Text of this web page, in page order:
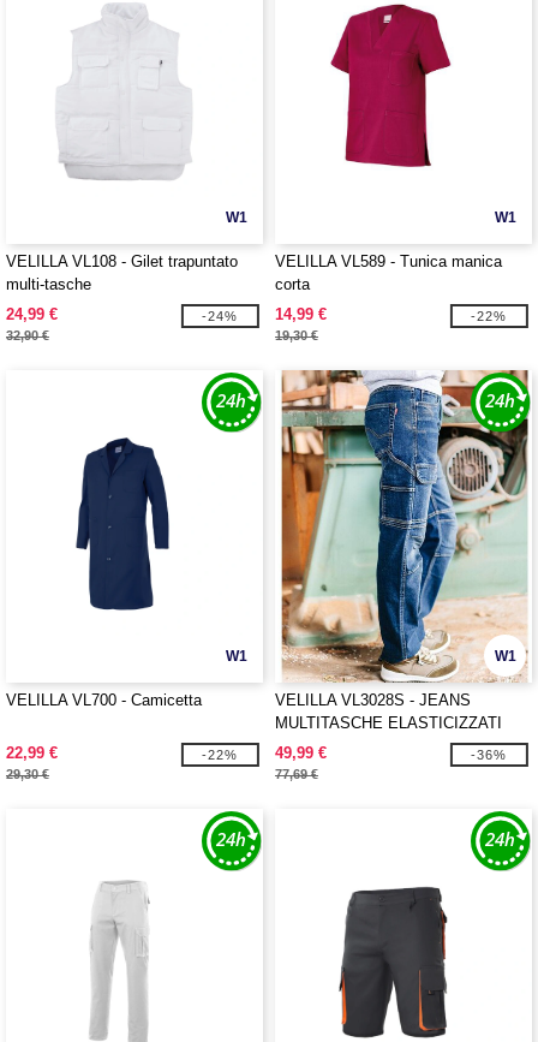
W1
VELILLA VL108 - Gilet trapuntato
multi-tasche
24,99 €
32,90 €
-24%
W1
VELILLA VL589 - Tunica manica
corta
14,99 €
19,30 €
-22%
W1
VELILLA VL700 - Camicetta
22,99 €
29,30 €
-22%
W1
VELILLA VL3028S - JEANS
MULTITASCHE ELASTICIZZATI
49,99 €
77,69 €
-36%